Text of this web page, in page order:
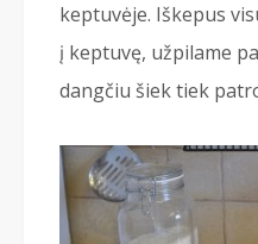
keptuvėje. Iškepus
į keptuvę, užpilame
dangčiu šiek tiek